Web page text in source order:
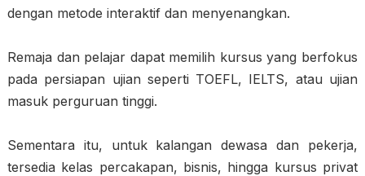
dengan metode interaktif dan menyenangkan.
Remaja dan pelajar dapat memilih kursus yang berfokus
pada persiapan ujian seperti TOEFL, IELTS, atau ujian
masuk perguruan tinggi.
Sementara itu, untuk kalangan dewasa dan pekerja,
tersedia kelas percakapan, bisnis, hingga kursus privat